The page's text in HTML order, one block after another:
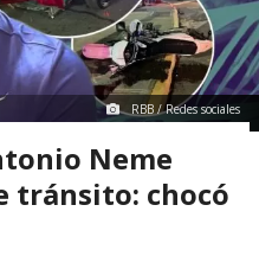
RBB / Redes sociales
Neme
tránsito: chocó